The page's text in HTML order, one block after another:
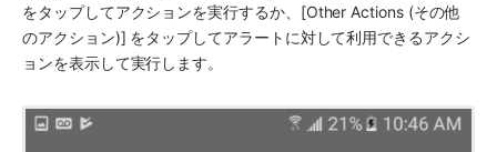
をタップしてアクションを実行するか、[Other Actions (その他
のアクション)] をタップしてアラートに対して利用できるアクシ
ョンを表示して実行します。